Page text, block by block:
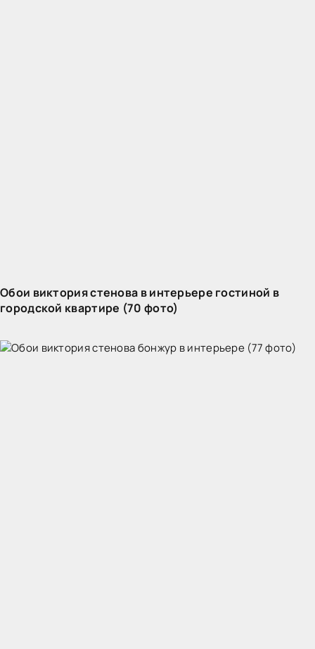
Обои виктория стенова в интерьере гостиной в
городской квартире (70 фото)